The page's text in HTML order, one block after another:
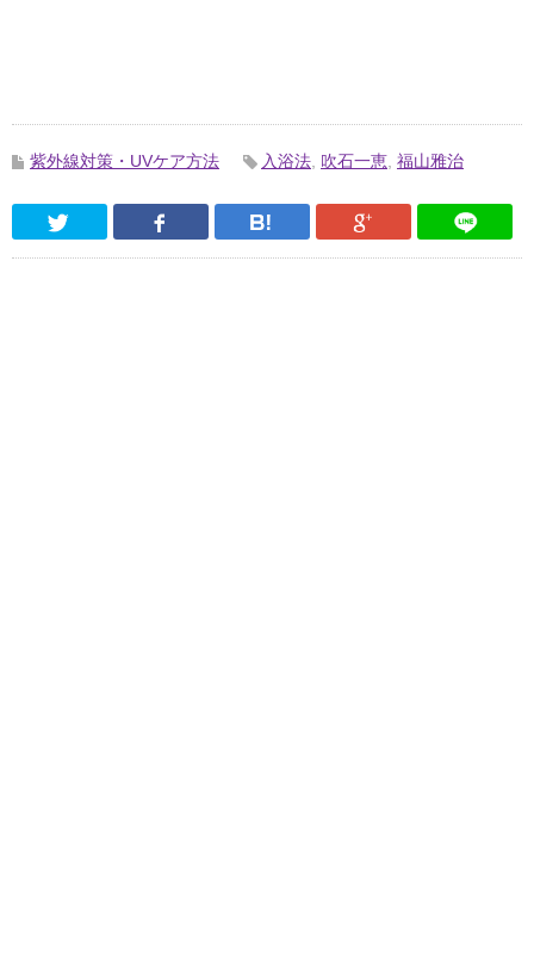
紫外線対策・UVケア方法 入浴法 吹石一恵 福山雅治
Twitter Facebook はてなブックマーク
Google